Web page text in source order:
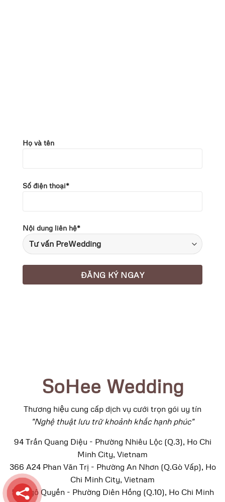
Họ và tên
Số điện thoại*
Nội dung liên hệ*
SoHee Wedding
Thương hiệu cung cấp dịch vụ cưới trọn gói uy tín
"Nghệ thuật lưu trữ khoảnh khắc hạnh phúc"
94 Trần Quang Diệu - Phường Nhiêu Lộc (Q.3), Ho Chi
Minh City, Vietnam
366 A24 Phan Văn Trị - Phường An Nhơn (Q.Gò Vấp), Ho
Chi Minh City, Vietnam
52 Ngô Quyền - Phường Diên Hồng (Q.10), Ho Chi Minh